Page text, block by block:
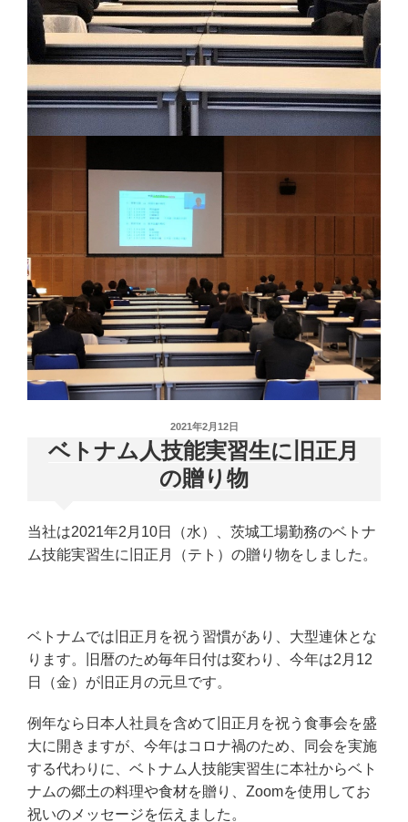
投
稿
日:
2021年2月12日
ベトナム人技能実習生に旧正月
の贈り物
当社は2021年2月10日（水）、茨城工場勤務のベトナ
ム技能実習生に旧正月（テト）の贈り物をしました。
ベトナムでは旧正月を祝う習慣があり、大型連休とな
ります。旧暦のため毎年日付は変わり、今年は2月12
日（金）が旧正月の元旦です。
例年なら日本人社員を含めて旧正月を祝う食事会を盛
大に開きますが、今年はコロナ禍のため、同会を実施
する代わりに、ベトナム人技能実習生に本社からベト
ナムの郷土の料理や食材を贈り、Zoomを使用してお
祝いのメッセージを伝えました。